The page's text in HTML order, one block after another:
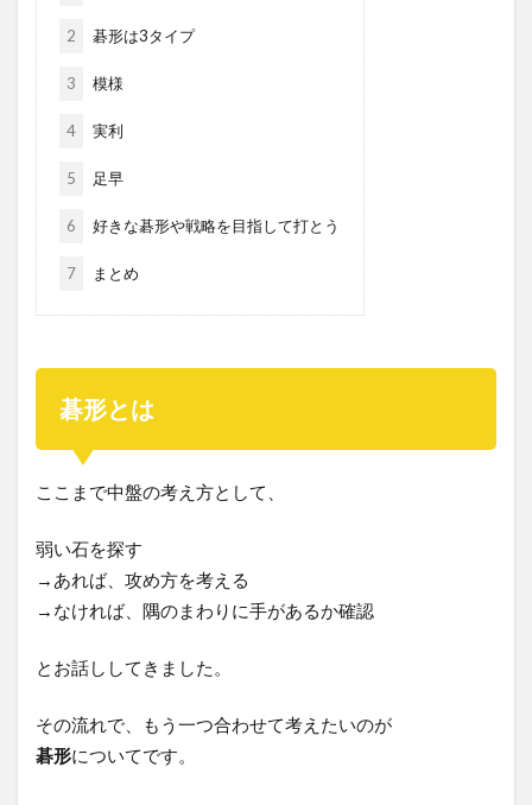
2 碁形は3タイプ
3 模様
4 実利
5 足早
6 好きな碁形や戦略を目指して打とう
7 まとめ
碁形とは
ここまで中盤の考え方として、
弱い石を探す
→あれば、攻め方を考える
→なければ、隅のまわりに手があるか確認
とお話ししてきました。
その流れで、もう一つ合わせて考えたいのが
碁形についてです。